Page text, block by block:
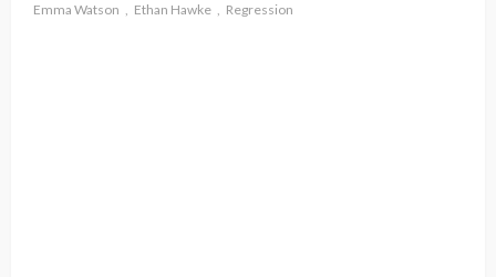
Emma Watson
Ethan Hawke Regression